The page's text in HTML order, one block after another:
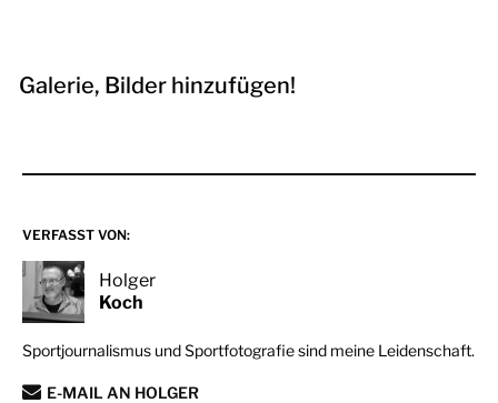
Galerie, Bilder hinzufügen!
VERFASST VON:
Holger
Koch
Sportjournalismus und Sportfotografie sind meine Leidenschaft.
E-MAIL AN HOLGER